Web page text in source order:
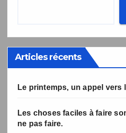
Articles récents
Le printemps, un appel vers
Les choses faciles à faire
ne pas faire.